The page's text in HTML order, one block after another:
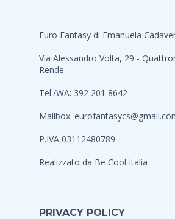
Euro Fantasy di Emanuela
Via Alessandro Volta, 29 -
Rende
Tel./WA: 392 201 8642
Mailbox:
P.IVA 03112480789
Realizzato da Be Cool Italia
PRIVACY POLICY